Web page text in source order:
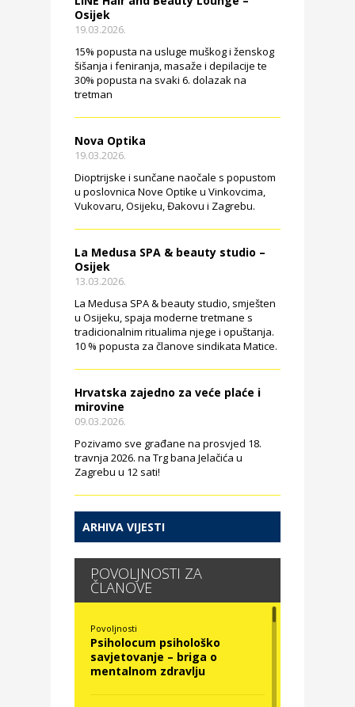
Osijek
19.03.2026.
15% popusta na usluge muškog i ženskog
šišanja i feniranja, masaže i depilacije te
30% popusta na svaki 6. dolazak na
tretman
Nova Optika
19.03.2026.
Dioptrijske i sunčane naočale s popustom
u poslovnica Nove Optike u Vinkovcima,
Vukovaru, Osijeku, Đakovu i Zagrebu.
La Medusa SPA & beauty studio –
Osijek
13.03.2026.
La Medusa SPA & beauty studio, smješten
u Osijeku, spaja moderne tretmane s
tradicionalnim ritualima njege i opuštanja.
10 % popusta za članove sindikata Matice.
Hrvatska zajedno za veće plaće i
mirovine
09.03.2026.
Pozivamo sve građane na prosvjed 18.
travnja 2026. na Trg bana Jelačića u
Zagrebu u 12 sati!
ARHIVA VIJESTI
POVOLJNOSTI ZA
ČLANOVE
Povoljnosti
Psiholocum psihološko
savjetovanje – briga o
mentalnom zdravlju